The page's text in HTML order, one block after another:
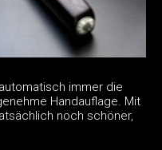
immer die
Handauflage. Mit
noch schöner,